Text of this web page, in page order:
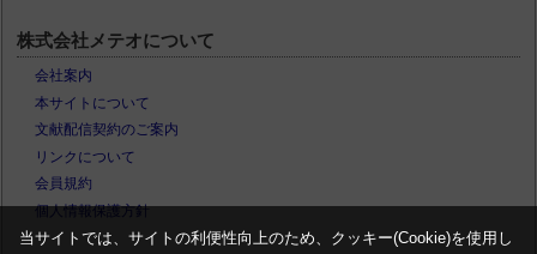
株式会社メテオについて
会社案内
本サイトについて
文献配信契約のご案内
リンクについて
会員規約
個人情報保護方針
当サイトでは、サイトの利便性向上のため、クッキー(Cookie)を使用し